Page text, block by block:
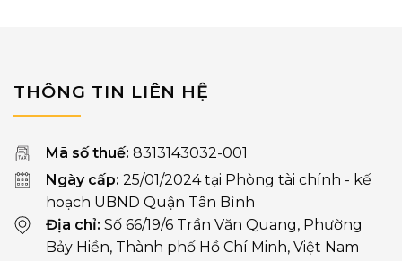
THÔNG TIN LIÊN HỆ
Mã số thuế: 8313143032-001
Ngày cấp: 25/01/2024 tại Phòng tài chính - kế
hoạch UBND Quận Tân Bình
Địa chỉ: Số 66/19/6 Trần Văn Quang, Phường
Bảy Hiền, Thành phố Hồ Chí Minh, Việt Nam